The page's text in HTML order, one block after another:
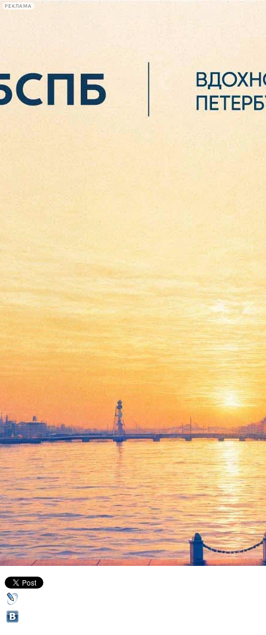
РЕКЛАМА
Сегодня:
2026.08.07
Cергей Шакуров: «Петербург
действует на меня
угнетающе…»
18 августа 2013,13:35 Версия для печати